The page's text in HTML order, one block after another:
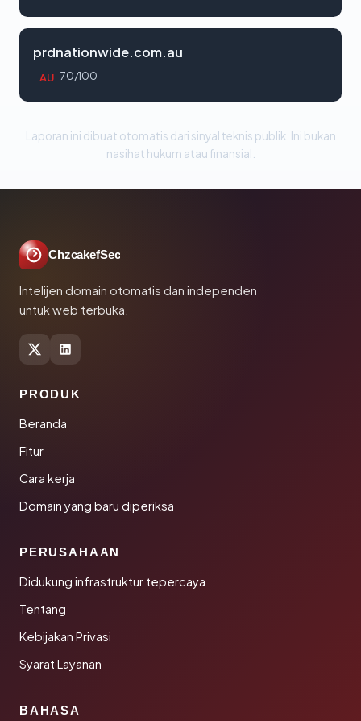
prdnationwide.com.au
AU 70/100
Laporan ini dibuat otomatis dari sinyal teknis publik. Ini bukan
nasihat hukum atau finansial.
ChzcakefSec
Intelijen domain otomatis dan independen
untuk web terbuka.
PRODUK
Beranda
Fitur
Cara kerja
Domain yang baru diperiksa
PERUSAHAAN
Didukung infrastruktur tepercaya
Tentang
Kebijakan Privasi
Syarat Layanan
BAHASA